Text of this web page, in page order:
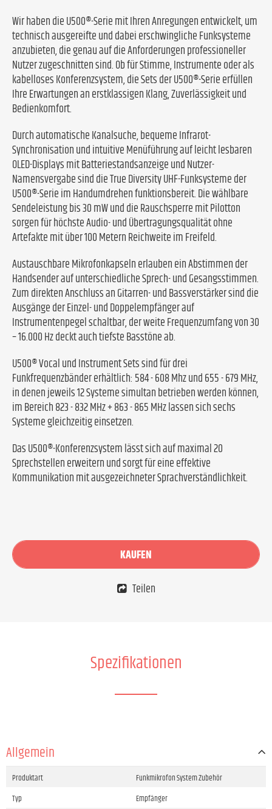
Wir haben die U500®-Serie mit Ihren Anregungen entwickelt, um
technisch ausgereifte und dabei erschwingliche Funksysteme
anzubieten, die genau auf die Anforderungen professioneller
Nutzer zugeschnitten sind. Ob für Stimme, Instrumente oder als
kabelloses Konferenzsystem, die Sets der U500®-Serie erfüllen
Ihre Erwartungen an erstklassigen Klang, Zuverlässigkeit und
Bedienkomfort.
Durch automatische Kanalsuche, bequeme Infrarot-
Synchronisation und intuitive Menüführung auf leicht lesbaren
OLED-Displays mit Batteriestandsanzeige und Nutzer-
Namensvergabe sind die True Diversity UHF-Funksysteme der
U500®-Serie im Handumdrehen funktionsbereit. Die wählbare
Sendeleistung bis 30 mW und die Rauschsperre mit Pilotton
sorgen für höchste Audio- und Übertragungsqualität ohne
Artefakte mit über 100 Metern Reichweite im Freifeld.
Austauschbare Mikrofonkapseln erlauben ein Abstimmen der
Handsender auf unterschiedliche Sprech- und Gesangsstimmen.
Zum direkten Anschluss an Gitarren- und Bassverstärker sind die
Ausgänge der Einzel- und Doppelempfänger auf
Instrumentenpegel schaltbar, der weite Frequenzumfang von 30
– 16.000 Hz deckt auch tiefste Basstöne ab.
U500® Vocal und Instrument Sets sind für drei
Funkfrequenzbänder erhältlich: 584 - 608 Mhz und 655 - 679 MHz,
in denen jeweils 12 Systeme simultan betrieben werden können,
im Bereich 823 - 832 MHz + 863 - 865 MHz lassen sich sechs
Systeme gleichzeitig einsetzen.
Das U500®-Konferenzsystem lässt sich auf maximal 20
Sprechstellen erweitern und sorgt für eine effektive
Kommunikation mit ausgezeichneter Sprachverständlichkeit.
KAUFEN
Teilen
Spezifikationen
Allgemein
Produktart
Funkmikrofon System Zubehör
Typ
Empfänger